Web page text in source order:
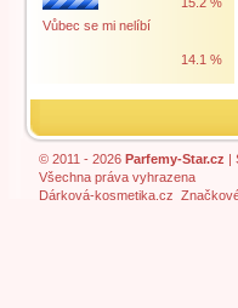
Vůbec se mi nelíbí
14.1 %
© 2011 - 2026 Parfemy-Star.cz |
Všechna práva vyhrazena
Dárková-kosmetika.cz